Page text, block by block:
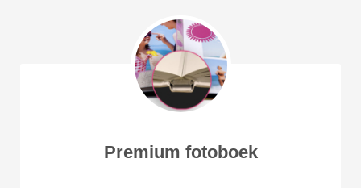
Premium fotoboek